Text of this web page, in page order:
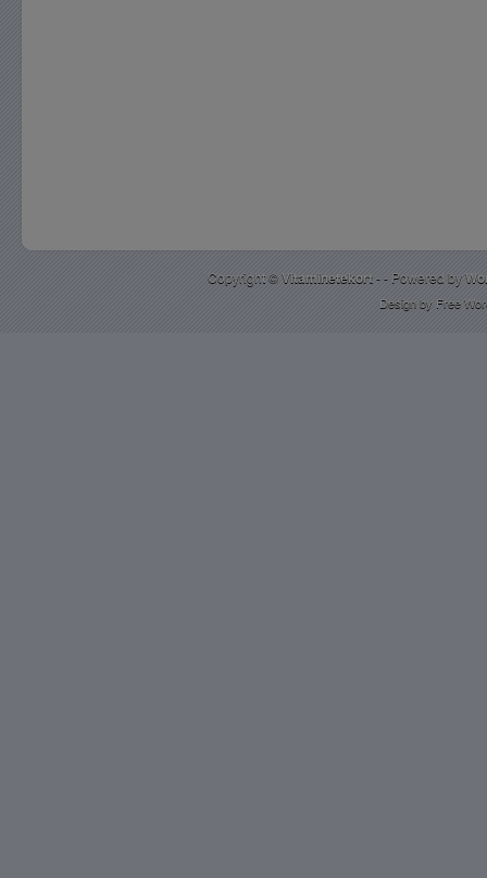
Copyright ©Vitaminetekort- - Powered by
Design by Free